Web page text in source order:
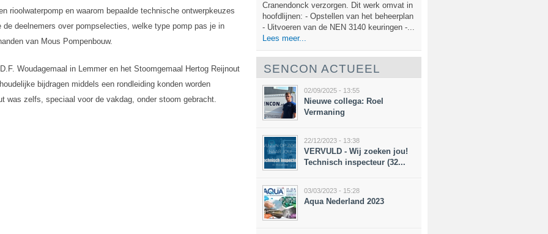
rioolwaterpomp en waarom bepaalde technische ontwerpkeuzes
de deelnemers over pompselecties, welke type pomp pas je in
van Mous Pompenbouw.
Woudagemaal in Lemmer en het Stoomgemaal Hertog Reijnout
bijdragen middels een rondleiding konden worden
was zelfs, speciaal voor de vakdag, onder stoom gebracht.
Cranendonck verzorgen. Dit werk omvat in
hoofdlijnen: - Opstellen van het beheerplan
- Uitvoeren van de NEN 3140 keuringen -...
Lees meer...
SENCON ACTUEEL
02/09/2025 - 13:55
Nieuwe collega: Roel
Vermaning
22/12/2023 - 13:38
VERVULD - Wij zoeken jou!
Technisch inspecteur (32...
03/03/2023 - 15:28
Aqua Nederland 2023